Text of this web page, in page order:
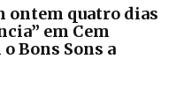
ontem quatro dias
em Cem
Bons Sons a